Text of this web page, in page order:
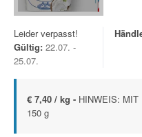
Leider verpasst!
Gültig: 22.07. -
25.07.
€ 7,40 / kg - HINWEIS:
150 g